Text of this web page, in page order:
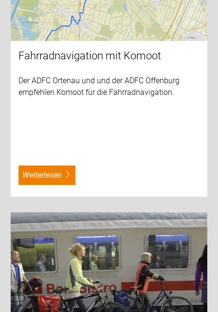
Fahrradnavigation mit Komoot
Der ADFC Ortenau und und der ADFC Offenburg
empfehlen Komoot für die Fahrradnavigation.
weiterlesen